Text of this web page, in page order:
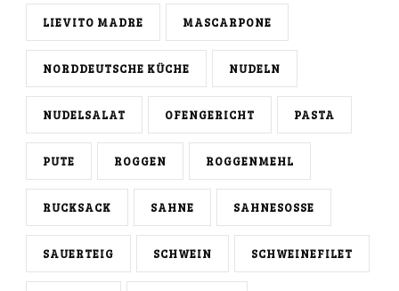
LIEVITO MADRE MASCARPONE
NORDDEUTSCHE KÜCHE NUDELN
NUDELSALAT OFENGERICHT PASTA
PUTE ROGGEN ROGGENMEHL
RUCKSACK SAHNE SAHNESOSSE
SAUERTEIG SCHWEIN SCHWEINEFILET